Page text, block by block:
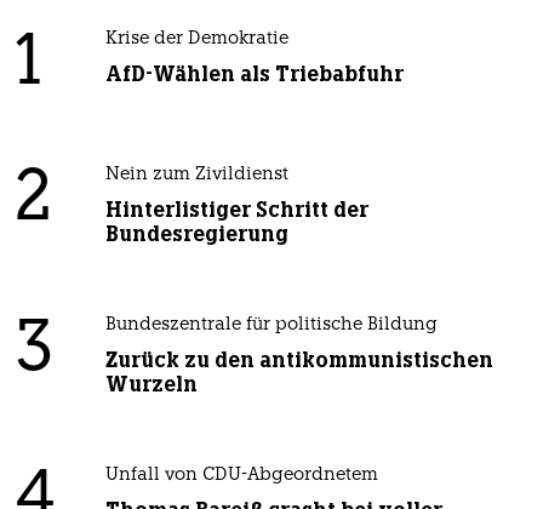
1 Krise der Demokratie
AfD-Wählen als Triebabfuhr
2 Nein zum Zivildienst
Hinterlistiger Schritt der
Bundesregierung
3 Bundeszentrale für politische Bildung
Zurück zu den antikommunistischen
Wurzeln
Unfall von CDU-Abgeordnetem